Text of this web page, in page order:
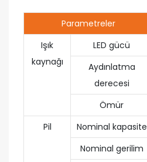
Parametreler
Işık
kaynağı
LED gücü
Aydınlatma
derecesi
Ömür
Pil
Nominal kapasite
Nominal gerilim